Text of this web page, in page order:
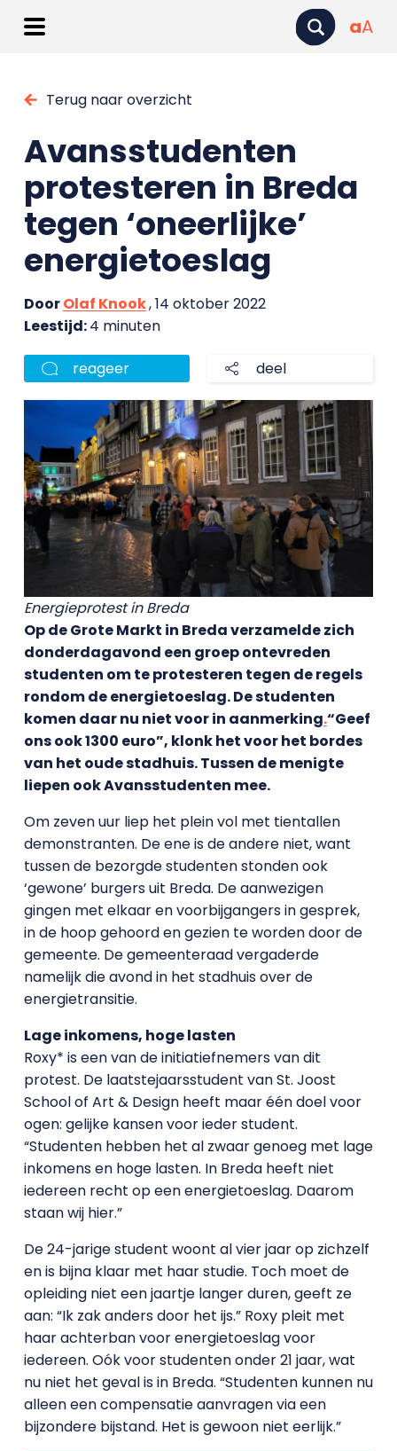
aA
Terug naar overzicht
Avansstudenten
protesteren in Breda
tegen ‘oneerlijke’
energietoeslag
DoorOlaf Knook, 14 oktober 2022
Leestijd:4 minuten
reageer deel
Energieprotest in Breda
Op de Grote Markt in Breda verzamelde zich
donderdagavond een groep ontevreden
studenten om te protesteren tegen de regels
rondom de energietoeslag. De studenten
komen daar nu niet voor in aanmerking.“Geef
ons ook 1300 euro”, klonk het voor het bordes
van het oude stadhuis. Tussen de menigte
liepen ook Avansstudenten mee.
Om zeven uur liep het plein vol met tientallen
demonstranten. De ene is de andere niet, want
tussen de bezorgde studenten stonden ook
‘gewone’ burgers uit Breda. De aanwezigen
gingen met elkaar en voorbijgangers in gesprek,
in de hoop gehoord en gezien te worden door de
gemeente. De gemeenteraad vergaderde
namelijk die avond in het stadhuis over de
energietransitie.
Lage inkomens, hoge lasten
Roxy* is een van de initiatiefnemers van dit
protest. De laatstejaarsstudent van St. Joost
School of Art & Design heeft maar één doel voor
ogen: gelijke kansen voor ieder student.
“Studenten hebben het al zwaar genoeg met lage
inkomens en hoge lasten. In Breda heeft niet
iedereen recht op een energietoeslag. Daarom
staan wij hier.”
De 24-jarige student woont al vier jaar op zichzelf
en is bijna klaar met haar studie. Toch moet de
opleiding niet een jaartje langer duren, geeft ze
aan: “Ik zak anders door het ijs.” Roxy pleit met
haar achterban voor energietoeslag voor
iedereen. Oók voor studenten onder 21 jaar, wat
nu niet het geval is in Breda. “Studenten kunnen nu
alleen een compensatie aanvragen via een
bijzondere bijstand. Het is gewoon niet eerlijk.”